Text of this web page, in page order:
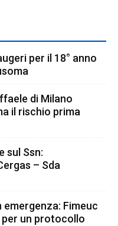
per il 18° anno
di Milano
il rischio prima
sul Ssn:
– Sda
Fimeuc
un protocollo